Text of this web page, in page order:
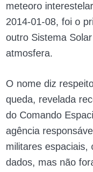
meteoro
2014-01-08, foi o
outro Sistema
atmosfera.
O nome diz
queda, revelada
do Comando
agência
militares espaciais,
dados, mas não